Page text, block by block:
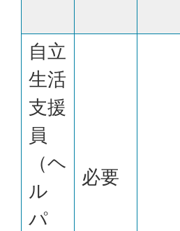
自立
生活
支援
員
（ヘ
ル
パ
必要